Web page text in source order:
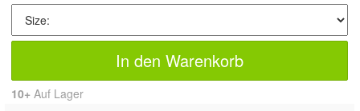
In den Warenkorb
10+ Auf Lager